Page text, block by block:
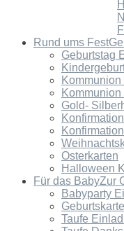
Rund ums Fest
Geburtstag
Gold-
Osterkarten
Halloween
Für das BabyZur
Babyparty
Taufe